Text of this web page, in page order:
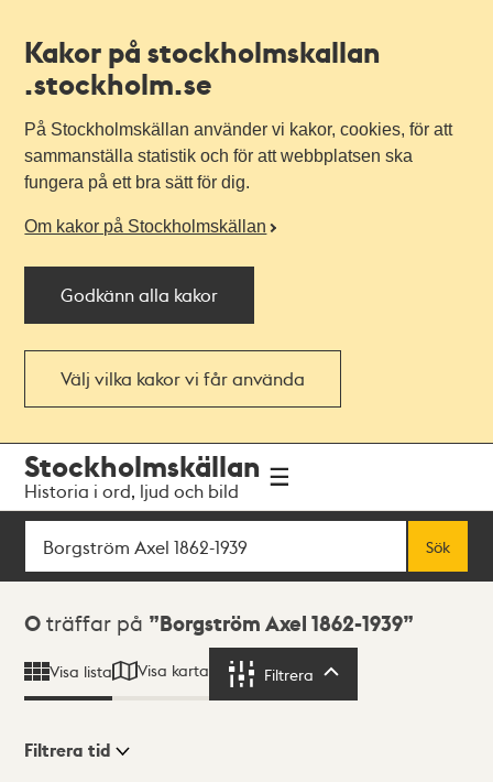
Kakor på stockholmskallan
.stockholm.se
På Stockholmskällan använder vi kakor, cookies, för att
sammanställa statistik och för att webbplatsen ska
fungera på ett bra sätt för dig.
Om kakor på Stockholmskällan
Godkänn alla kakor
Välj vilka kakor vi får använda
navigationen
huvudinnehållet
Stockholmskällan
Historia i ord, ljud och bild
Sök
Sök
Sökresultat
0 träffar på Borgström Axel 1862-1939
Visa lista Visa karta Filtrera
Filtrera tid